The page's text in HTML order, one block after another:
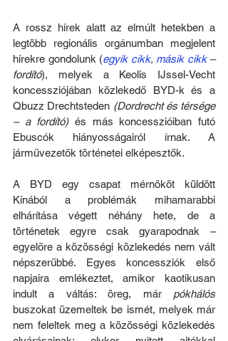
A rossz hírek alatt az elmúlt hetekben a
legtöbb regionális orgánumban megjelent
hírekre gondolunk (egyik cikk, másik cikk –
fordító), melyek a Keolis IJssel-Vecht
koncessziójában közlekedő BYD-k és a
Qbuzz Drechtsteden (Dordrecht és térsége
– a fordító) és más koncesszióiban futó
Ebuscók hiányosságairól írnak. A
járművezetők történetei elképesztők.
A BYD egy csapat mérnököt küldött
Kínából a problémák mihamarabbi
elhárítása végett néhány hete, de a
történetek egyre csak gyarapodnak
–
egyelőre a közösségi közlekedés nem vált
népszerűbbé. Egyes koncessziók első
napjaira emlékeztet, amikor kaotikusan
indult a váltás: öreg, már pókhálós
buszokat üzemeltek be ismét, melyek már
nem feleltek meg a közösségi közlekedés